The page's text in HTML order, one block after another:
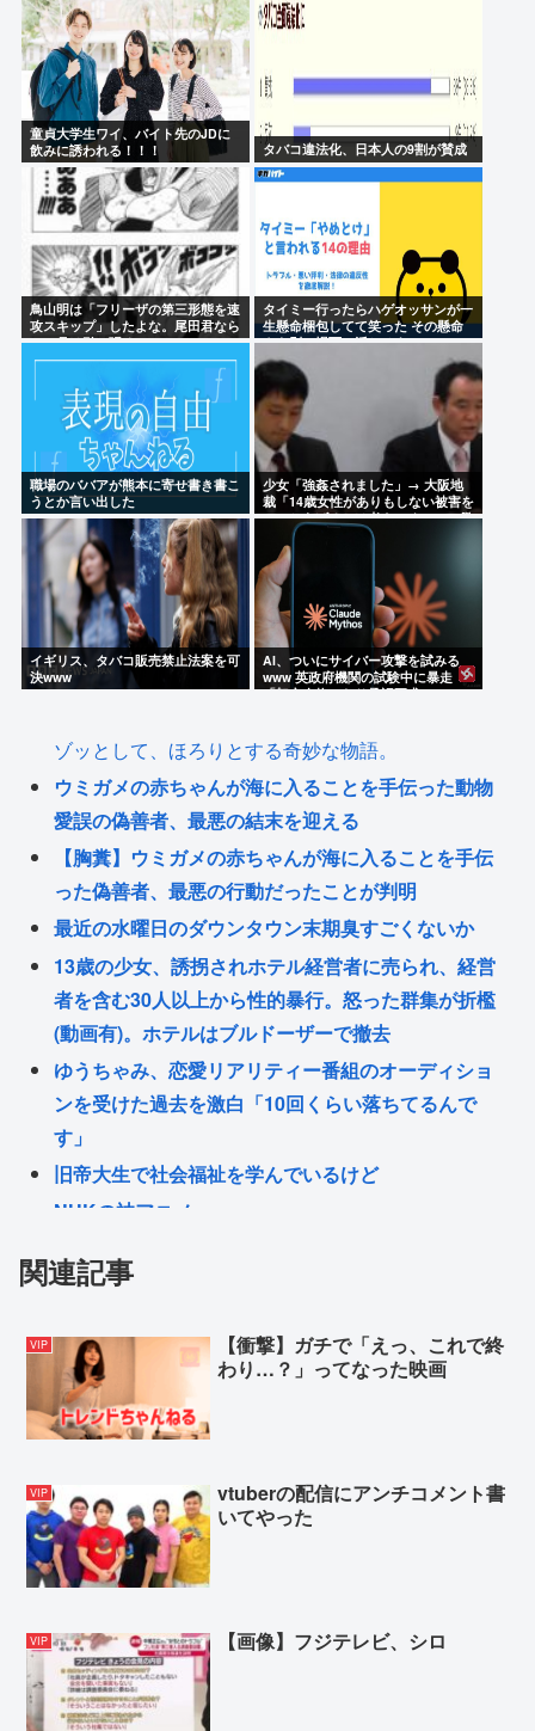
討ちにあう
童貞大学生ワイ、バイト先のJDに
飲みに誘われる！！！
タバコ違法化、日本人の9割が賛成
鳥山明は「フリーザの第三形態を速
攻スキップ」したよな。尾田君なら
一ヶ月は引っ張る。
タイミー行ったらハゲオッサンが一
生懸命梱包してて笑った その懸命
さを別の場面で活かせよ
職場のババアが熊本に寄せ書き書こ
うとか言い出した
少女「強姦されました」→ 大阪地
裁「14歳女性がありもしない被害を
でっちあげるとは考えにくい」→懲
役12年→元少女「嘘でしたw」
イギリス、タバコ販売禁止法案を可
決www
AI、ついにサイバー攻撃を試みる
www 英政府機関の試験中に暴走
「架空人物になり承認要求」
ゾッとして、ほろりとする奇妙な物語。
ウミガメの赤ちゃんが海に入ることを手伝った動物
愛誤の偽善者、最悪の結末を迎える
【胸糞】ウミガメの赤ちゃんが海に入ることを手伝
った偽善者、最悪の行動だったことが判明
最近の水曜日のダウンタウン末期臭すごくないか
13歳の少女、誘拐されホテル経営者に売られ、経営
者を含む30人以上から性的暴行。怒った群集が折檻
(動画有)。ホテルはブルドーザーで撤去
ゆうちゃみ、恋愛リアリティー番組のオーディショ
ンを受けた過去を激白「10回くらい落ちてるんで
す」
旧帝大生で社会福祉を学んでいるけど
NHKの神アニメ
すぎるwww
見た目の良さで白人に股を開いた。ジャップオスを
選ばなくてわたしの幸せがある」
Z世代「ジャンポケ斎藤は口封じに被害者殺した方が
Powered by livedoor 相互RSS
関連記事
VIP
【衝撃】ガチで「えっ、これで終
わり…？」ってなった映画
VIP
vtuberの配信にアンチコメント書
いてやった
VIP 【画像】フジテレビ、シロ